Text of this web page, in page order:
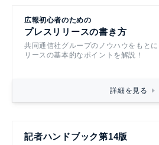
広報初心者のための
プレスリリースの書き方
共同通信社グループのノウハウをもとに
リースの基本的なポイントを解説！
詳細を見る
記者ハンドブック第14版